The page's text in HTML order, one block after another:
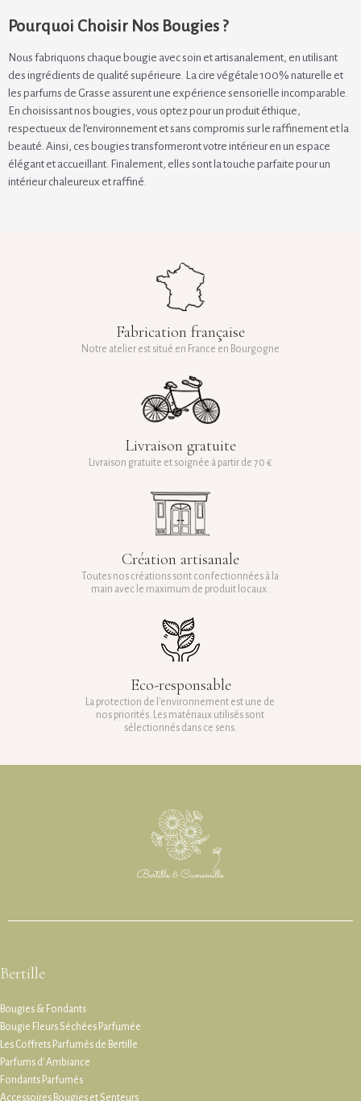
Pourquoi Choisir Nos Bougies ?
Nous fabriquons chaque bougie avec soin et artisanalement, en utilisant
des ingrédients de qualité supérieure. La cire végétale 100% naturelle et
les parfums de Grasse assurent une expérience sensorielle incomparable.
En choisissant nos bougies, vous optez pour un produit éthique,
respectueux de l’environnement et sans compromis sur le raffinement et la
beauté. Ainsi, ces bougies transformeront votre intérieur en un espace
élégant et accueillant. Finalement, elles sont la touche parfaite pour un
intérieur chaleureux et raffiné.
Fabrication française
Notre atelier est situé en France en Bourgogne
Livraison gratuite
Livraison gratuite et soignée à partir de 70 €
Création artisanale
Toutes nos créations sont confectionnées à la
main avec le maximum de produit locaux.
Eco-responsable
La protection de l'environnement est une de
nos priorités. Les matériaux utilisés sont
sélectionnés dans ce sens.
Bertille
Bougies & Fondants
Bougie Fleurs Séchées Parfumée
Les Coffrets Parfumés de Bertille
Parfums d’ Ambiance
Fondants Parfumés
Accessoires Bougies et Senteurs